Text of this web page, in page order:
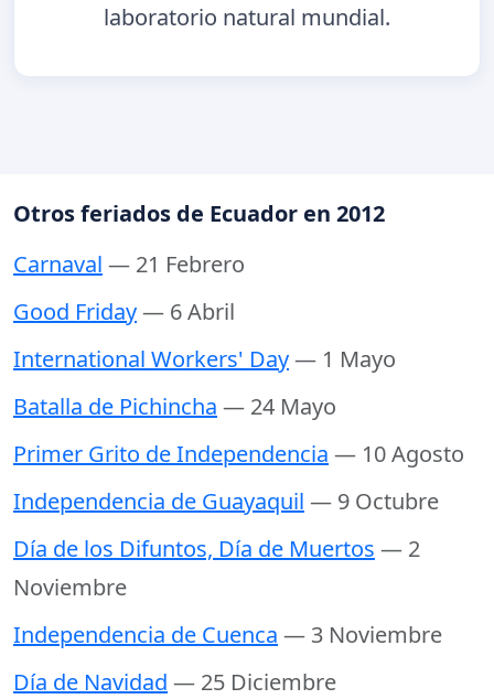
laboratorio natural mundial.
Otros feriados de Ecuador en 2012
Carnaval — 21 Febrero
Good Friday— 6 Abril
International Workers' Day— 1 Mayo
Batalla de Pichincha — 24 Mayo
Primer Grito de Independencia — 10 Agosto
Independencia de Guayaquil — 9 Octubre
Día de los Difuntos, Día de Muertos — 2
Noviembre
Independencia de Cuenca — 3 Noviembre
Día de Navidad — 25 Diciembre